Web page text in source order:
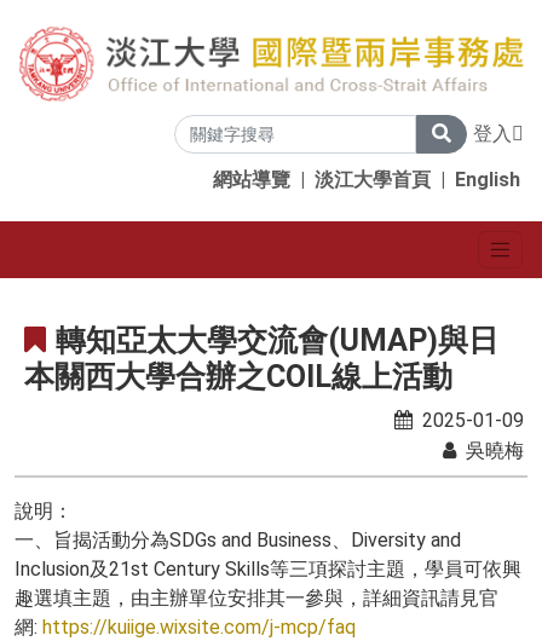
登入
網站導覽 | 淡江大學首頁 | English
轉知亞太大學交流會(UMAP)與日
本關西大學合辦之COIL線上活動
2025-01-09
吳曉梅
說明：
一、旨揭活動分為SDGs and Business、Diversity and
Inclusion及21st Century Skills等三項探討主題，學員可依興
趣選填主題，由主辦單位安排其一參與，詳細資訊請見官
網: https://kuiige.wixsite.com/j-mcp/faq